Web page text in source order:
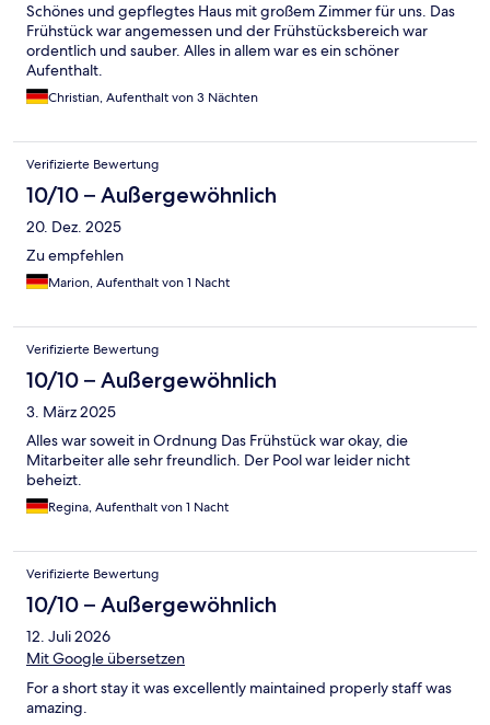
Schönes und gepflegtes Haus mit großem Zimmer für uns. Das
Frühstück war angemessen und der Frühstücksbereich war
ordentlich und sauber. Alles in allem war es ein schöner
Aufenthalt.
Christian, Aufenthalt von 3 Nächten
Verifizierte Bewertung
10/10 – Außergewöhnlich
20. Dez. 2025
Zu empfehlen
Marion, Aufenthalt von 1 Nacht
Verifizierte Bewertung
10/10 – Außergewöhnlich
3. März 2025
Alles war soweit in Ordnung Das Frühstück war okay, die
Mitarbeiter alle sehr freundlich. Der Pool war leider nicht
beheizt.
Regina, Aufenthalt von 1 Nacht
Verifizierte Bewertung
10/10 – Außergewöhnlich
12. Juli 2026
Mit Google übersetzen
For a short stay it was excellently maintained properly staff was
amazing.